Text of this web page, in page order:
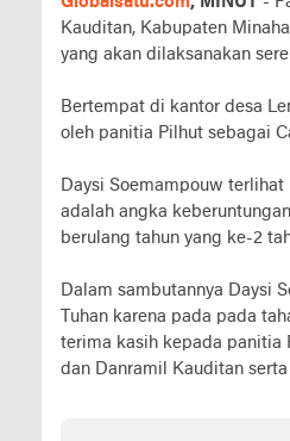
Kauditan, Kabupaten
yang akan dilaksanakan
Bertempat di kantor desa
oleh panitia Pilhut sebagai
Daysi Soemampouw
adalah angka
berulang tahun yang ke-2
Dalam sambutannya Daysi
Tuhan karena pada pada
terima kasih kepada panitia
dan Danramil Kauditan